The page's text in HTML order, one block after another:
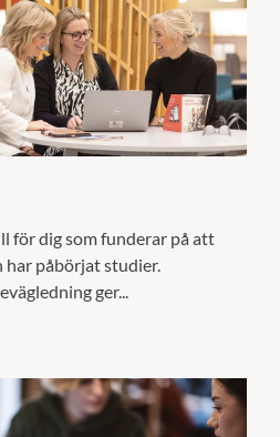
för dig som funderar på att
har påbörjat studier.
ger...